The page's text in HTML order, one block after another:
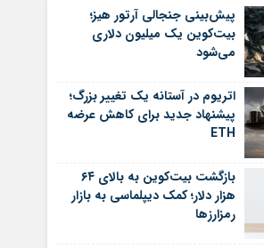
سروش
ایتا
آپارات
اپلیکیشن
کسب و کارهای گردشگری و هنر
معدن و ورزش
پیش‌بینی جنجالی آرتور هیز؛
بیت‌کوین یک میلیون دلاری
می‌شود
اتریوم در آستانه یک تغییر بزرگ؛
پیشنهاد جدید برای کاهش عرضه
ETH
بازگشت بیت‌کوین به بالای ۶۴
هزار دلار؛ کمک دیپلماسی به بازار
رمزارزها